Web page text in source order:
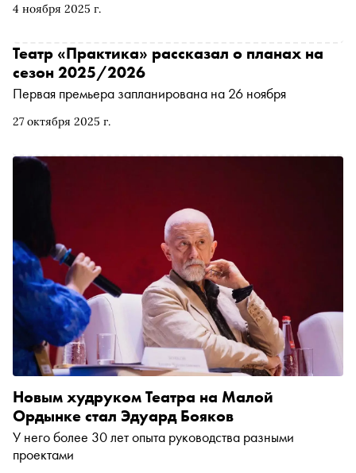
4 ноября 2025 г.
27 октября 2025 г.
Театр «Практика» рассказал о планах на
сезон 2025/2026
Первая премьера запланирована на 26 ноября
Новым худруком Театра на Малой
Ордынке стал Эдуард Бояков
У него более 30 лет опыта руководства разными
проектами